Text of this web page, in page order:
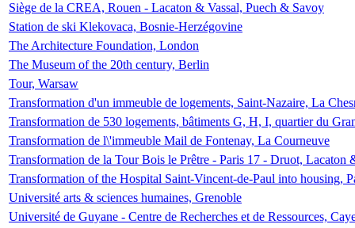
Siège de la CREA, Rouen - Lacaton & Vassal, Puech & Savoy
Station de ski Klekovaca, Bosnie-Herzégovine
The Architecture Foundation, London
The Museum of the 20th century, Berlin
Tour, Warsaw
Transformation d'un immeuble de logements, Saint-Nazaire, La
Transformation de 530 logements, bâtiments G, H, I, quartier du
Transformation de l\'immeuble Mail de Fontenay, La Courneuve
Transformation de la Tour Bois le Prêtre - Paris 17 - Druot, Lacaton
Transformation of the Hospital Saint-Vincent-de-Paul into housing,
Université arts & sciences humaines, Grenoble
Université de Guyane - Centre de Recherches et de Ressources,